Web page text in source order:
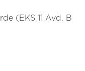
(EKS 11 Avd. B